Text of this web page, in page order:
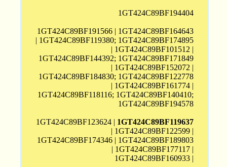
1GT424C89BF194404
1GT424C89BF191566 | 1GT424C89BF164643
| 1GT424C89BF119380; 1GT424C89BF174895
| 1GT424C89BF101512 |
1GT424C89BF144392; 1GT424C89BF171849
| 1GT424C89BF152072 |
1GT424C89BF184830; 1GT424C89BF122778
| 1GT424C89BF161774 |
1GT424C89BF118116; 1GT424C89BF140410;
1GT424C89BF194578
1GT424C89BF123624 | 1GT424C89BF119637
| 1GT424C89BF122599 |
1GT424C89BF174346 | 1GT424C89BF189803
| 1GT424C89BF177117 |
1GT424C89BF160933 |